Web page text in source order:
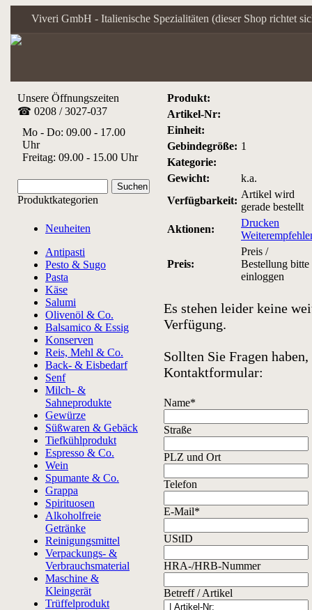
Viveri GmbH - Italienische Spezialitäten (dieser Shop richtet
Unsere Öffnungszeiten
☎ 0208 / 3027-037
Mo - Do: 09.00 - 17.00
Uhr
Freitag: 09.00 - 15.00 Uhr
Produktkategorien
Neuheiten
Antipasti
Pesto & Sugo
Pasta
Käse
Salumi
Olivenöl & Co.
Balsamico & Essig
Konserven
Reis, Mehl & Co.
Back- & Eisbedarf
Senf
Milch- &
Sahneprodukte
Gewürze
Süßwaren & Gebäck
Tiefkühlprodukt
Espresso & Co.
Wein
Spumante & Co.
Grappa
Spirituosen
Alkoholfreie
Getränke
Reinigungsmittel
Verpackungs- &
Verbrauchsmaterial
Maschine &
Kleingerät
Trüffelprodukt
Produkt:
Artikel-Nr:
Einheit:
Gebindegröße: 1
Kategorie:
Gewicht:
k.a.
Verfügbarkeit:
Artikel wird
gerade bestellt
Aktionen:
Drucken
Preis:
Preis /
Bestellung bitte
einloggen
Es stehen leider keine
Verfügung.
Sollten Sie Fragen
Kontaktformular:
Name*
Straße
PLZ und Ort
Telefon
E-Mail*
UStID
HRA-/HRB-Nummer
Betreff / Artikel